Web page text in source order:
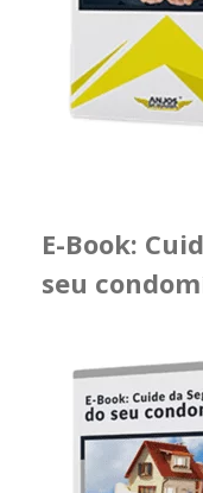
E-Book:
seu